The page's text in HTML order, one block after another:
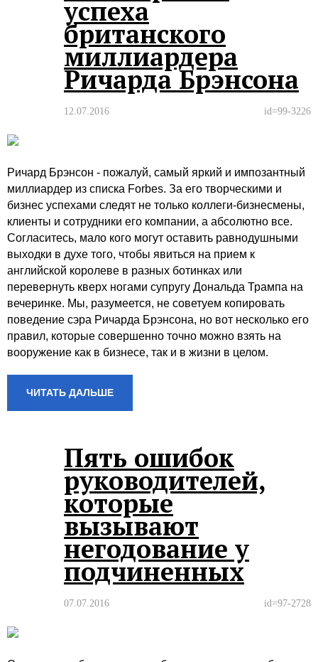
успеха
британского
миллиардера
Ричарда Брэнсона
12.07.2016 id=99-3226
Ричард Брэнсон - пожалуй, самый яркий и импозантный
миллиардер из списка Forbes. За его творческими и
бизнес успехами следят не только коллеги-бизнесмены,
клиенты и сотрудники его компании, а абсолютно все.
Согласитесь, мало кого могут оставить равнодушными
выходки в духе того, чтобы явиться на прием к
английской королеве в разных ботинках или
перевернуть кверх ногами супругу Дональда Трампа на
вечеринке. Мы, разумеется, не советуем копировать
поведение сэра Ричарда Брэнсона, но вот несколько его
правил, которые совершенно точно можно взять на
вооружение как в бизнесе, так и в жизни в целом.
ЧИТАТЬ ДАЛЬШЕ
Пять ошибок
руководителей,
которые
вызывают
негодование у
подчиненных
07.07.2016 id=97-2728